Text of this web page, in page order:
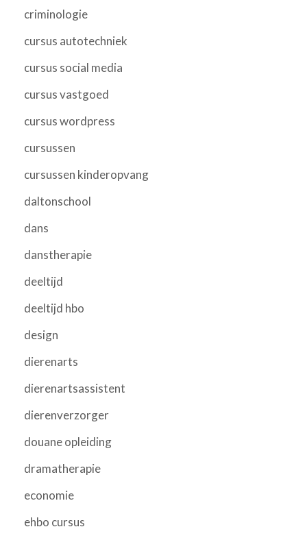
criminologie
cursus autotechniek
cursus social media
cursus vastgoed
cursus wordpress
cursussen
cursussen kinderopvang
daltonschool
dans
danstherapie
deeltijd
deeltijd hbo
design
dierenarts
dierenartsassistent
dierenverzorger
douane opleiding
dramatherapie
economie
ehbo cursus